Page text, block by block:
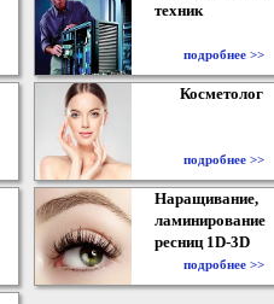
техник
подробнее >>
Косметолог
подробнее >>
Наращивание,
ламинирование
ресниц 1D-3D
подробнее >>